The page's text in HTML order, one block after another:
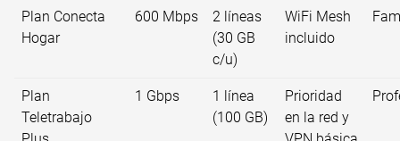
Plan Conecta
Hogar
600 Mbps
2 líneas
(30 GB
c/u)
WiFi Mesh
incluido
Plan
Teletrabajo
1 Gbps
1 línea
(100 GB)
Prioridad
en la red y